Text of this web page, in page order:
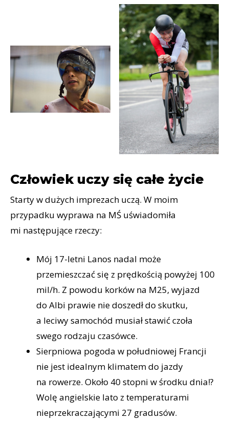
Człowiek uczy się całe życie
Starty w dużych imprezach uczą. W moim
przypadku wyprawa na MŚ uświadomiła
mi następujące rzeczy:
Mój 17-letni Lanos nadal może
przemieszczać się z prędkością powyżej 100
mil/h. Z powodu korków na M25, wyjazd
do Albi prawie nie doszedł do skutku,
a leciwy samochód musiał stawić czoła
swego rodzaju czasówce.
Sierpniowa pogoda w południowej Francji
nie jest idealnym klimatem do jazdy
na rowerze. Około 40 stopni w środku dnia!?
Wolę angielskie lato z temperaturami
nieprzekraczającymi 27 gradusów.